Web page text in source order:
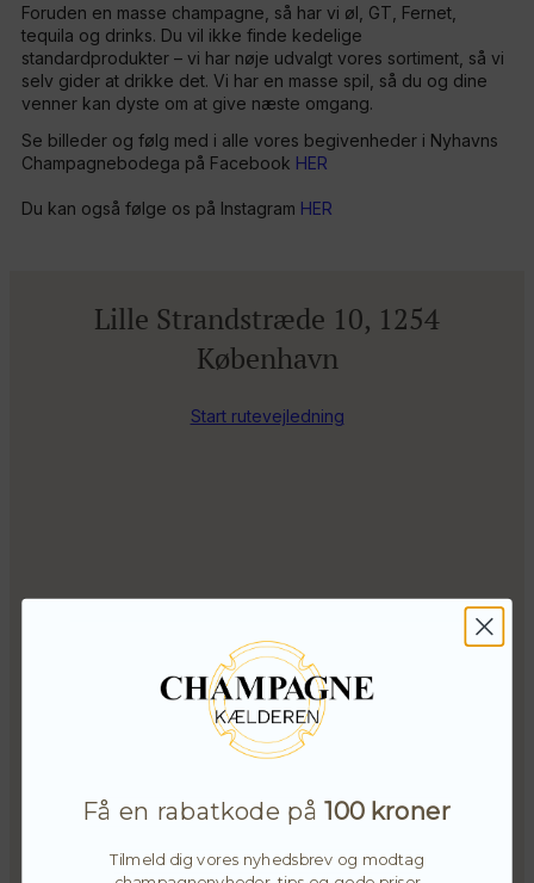
Foruden en masse champagne, så har vi øl, GT, Fernet,
tequila og drinks. Du vil ikke finde kedelige
standardprodukter – vi har nøje udvalgt vores sortiment, så vi
selv gider at drikke det. Vi har en masse spil, så du og dine
venner kan dyste om at give næste omgang.
Se billeder og følg med i alle vores begivenheder i Nyhavns
Champagnebodega på Facebook HER
Du kan også følge os på Instagram HER
Lille Strandstræde 10, 1254
København
Start rutevejledning
Få en rabatkode på 100 kroner
Tilmeld dig vores nyhedsbrev og modtag